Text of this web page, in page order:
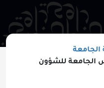
الجامعة
الجامعة للشؤون